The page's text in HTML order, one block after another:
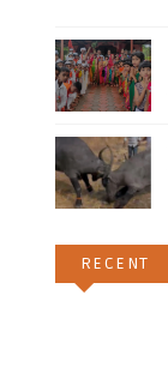
RECENT